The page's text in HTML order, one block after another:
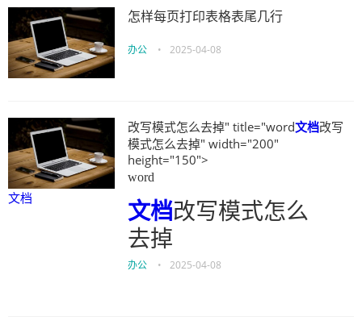
怎样每页打印表格表尾几行
办公 • 2025-04-08
文档
改写模式怎么去掉" title="word文档改写
模式怎么去掉" width="200"
height="150">
word
文档改写模式怎么
去掉
办公 • 2025-04-08